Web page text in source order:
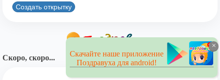
Создать открытку
Скоро, скоро...
×
Скачайте наше приложение
Поздравуха для android!